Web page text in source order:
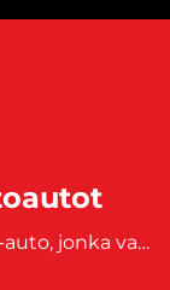
Chrysler Voyager on isokokoinen tila-auto, jonka valmistaminen aloitettiin vuonna 1988. Tilava ja turvallinen henkilöauto on luotettava koko perheen auto. Perheauto tunnetaankin suurien sisätilojensa lisäksi Chevroletille tyypillisestä muotoilustaan. J. Rinta-Joupilta ostat käytetyt, aiemmin omistuksessa olleet Chrysler Voyager vaihtoautot. Autoihin on saatavilla edullinen